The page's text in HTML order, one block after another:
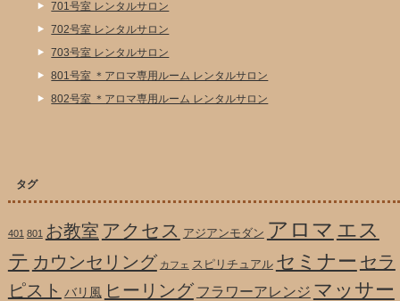
701号室 レンタルサロン
702号室 レンタルサロン
703号室 レンタルサロン
801号室 ＊アロマ専用ルーム レンタルサロン
802号室 ＊アロマ専用ルーム レンタルサロン
タグ
401 801 お教室 アクセス アジアンモダン アロマ エス
テ カウンセリング カフェ スピリチュアル セミナー セラ
ピスト バリ風 ヒーリング フラワーアレンジ マッサー